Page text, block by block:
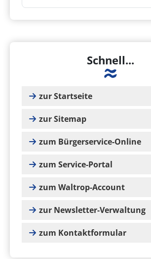
Schnell...
zur Startseite
zur Sitemap
zum Bürgerservice-Online
zum Service-Portal
zum Waltrop-Account
zur Newsletter-Verwaltung
zum Kontaktformular